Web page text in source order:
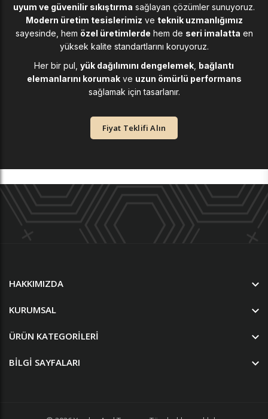
uyum ve güvenilir sıkıştırma sağlayan çözümler sunuyoruz.
Modern üretim tesislerimiz ve teknik uzmanlığımız
sayesinde, hem özel üretimlerde hem de seri imalatta en
yüksek kalite standartlarını koruyoruz.
Her bir pul, yük dağılımını dengelemek bağlantı
elemanlarını korumakve uzun ömürlü performans
sağlamak için tasarlanır.
Fiyat Teklifi Alın
HAKKIMIZDA
KURUMSAL
ÜRÜN KATEGORILERI
BILGI SAYFALARI